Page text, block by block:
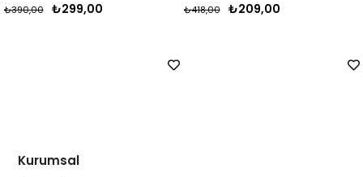
₺299,00
₺390,00 ₺209,00
₺418,00
Kurumsal